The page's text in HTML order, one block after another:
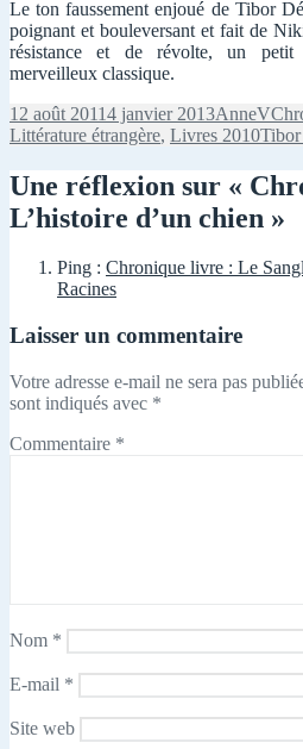
Le ton faussement enjoué de Tibor
poignant et bouleversant et fait de
résistance et de révolte, un
merveilleux classique.
Publié
le
12 août 20114 janvier 2013Auteur
AnneV
Littérature étrangère, Livres 2010Mots-
Une réflexion sur «
L’histoire d’un chien »
Ping : Chronique livre : Le
Racines
Laisser un commentaire
Votre adresse e-mail ne sera pas
sont indiqués avec *
Commentaire *
Nom *
E-mail *
Site web